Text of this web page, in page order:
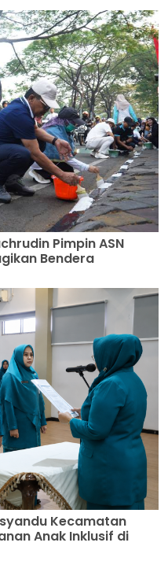
Pimpin ASN
Bendera
Kecamatan
Anak Inklusif di